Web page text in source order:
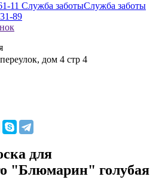
11 Служба заботыСлужба заботы
89
дом 4 стр 4
для
"Блюмарин" голубая